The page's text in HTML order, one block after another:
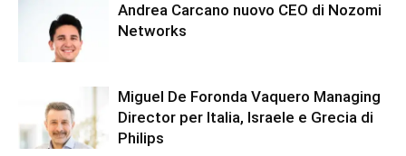
Andrea Carcano nuovo CEO di Nozomi
Networks
Miguel De Foronda Vaquero Managing
Director per Italia, Israele e Grecia di
Philips